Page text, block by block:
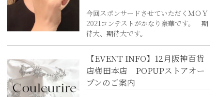
今回スポンサードさせていただくＭＯＹ
2021コンテストがかなり豪華です。 期
待大、期待大です。
【EVENT INFO】12月阪神百貨
店梅田本店 POPUPストアオー
プンのご案内